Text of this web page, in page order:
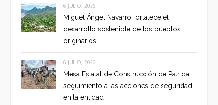
6 JULIO, 2026
Miguel Ángel Navarro fortalece el
desarrollo sostenible de los pueblos
originarios
6 JULIO, 2026
Mesa Estatal de Construcción de Paz da
seguimiento a las acciones de seguridad
en la entidad